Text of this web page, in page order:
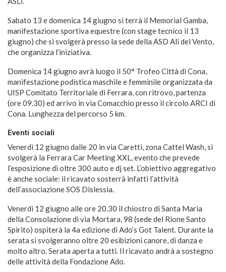
Sabato 13 e domenica 14 giugno si terrà il Memorial Gamba,
manifestazione sportiva equestre (con stage tecnico il 13
giugno) che si svolgerà presso la sede della ASD Ali del Vento,
che organizza l’iniziativa.
Domenica 14 giugno avrà luogo il 50° Trofeo Città di Cona,
manifestazione podistica maschile e femminile organizzata da
UISP Comitato Territoriale di Ferrara, con ritrovo, partenza
(ore 09.30) ed arrivo in via Comacchio presso il circolo ARCI di
Cona. Lunghezza del percorso 5 km.
Eventi sociali
Venerdì 12 giugno dalle 20 in via Caretti, zona Cattel Wash, si
svolgerà la Ferrara Car Meeting XXL, evento che prevede
l’esposizione di oltre 300 auto e dj set. L’obiettivo aggregativo
è anche sociale: il ricavato sosterrà infatti l’attività
dell’associazione SOS Dislessia.
Venerdì 12 giugno alle ore 20.30 il chiostro di Santa Maria
della Consolazione di via Mortara, 98 (sede del Rione Santo
Spirito) ospiterà la 4a edizione di Ado’s Got Talent. Durante la
serata si svolgeranno oltre 20 esibizioni canore, di danza e
molto altro. Serata aperta a tutti. Il ricavato andrà a sostegno
delle attività della Fondazione Ado.